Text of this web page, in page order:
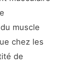
muscle
chez les
de